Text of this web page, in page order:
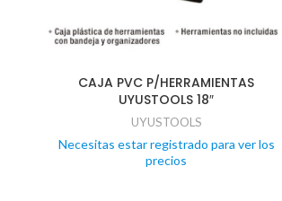
CAJA PVC P/HERRAMIENTAS
UYUSTOOLS 18″
UYUSTOOLS
Necesitas estar registrado para ver los
precios